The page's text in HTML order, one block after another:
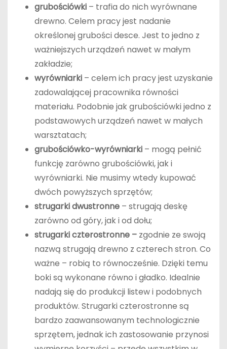
grubościówki – trafia do nich wyrównane
drewno. Celem pracy jest nadanie
określonej grubości desce. Jest to jedno z
ważniejszych urządzeń nawet w małym
zakładzie;
wyrówniarki – celem ich pracy jest uzyskanie
zadowalającej pracownika równości
materiału. Podobnie jak grubościówki jedno z
podstawowych urządzeń nawet w małych
warsztatach;
grubościówko-wyrówniarki – mogą pełnić
funkcję zarówno grubościówki, jak i
wyrówniarki. Nie musimy wtedy kupować
dwóch powyższych sprzętów;
strugarki dwustronne – strugają deskę
zarówno od góry, jak i od dołu;
strugarki czterostronne – zgodnie ze swoją
nazwą strugają drewno z czterech stron. Co
ważne – robią to równocześnie. Dzięki temu
boki są wykonane równo i gładko. Idealnie
nadają się do produkcji listew i podobnych
produktów. Strugarki czterostronne są
bardzo zaawansowanym technologicznie
sprzętem, jednak ich zastosowanie przynosi